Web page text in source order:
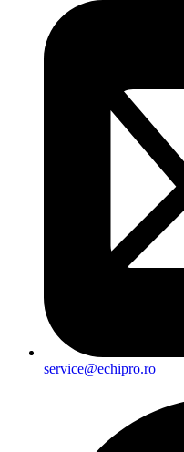
service@echipro.ro